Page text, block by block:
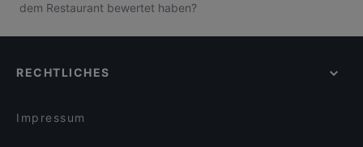
dem Restaurant bewertet haben?
RECHTLICHES
Impressum